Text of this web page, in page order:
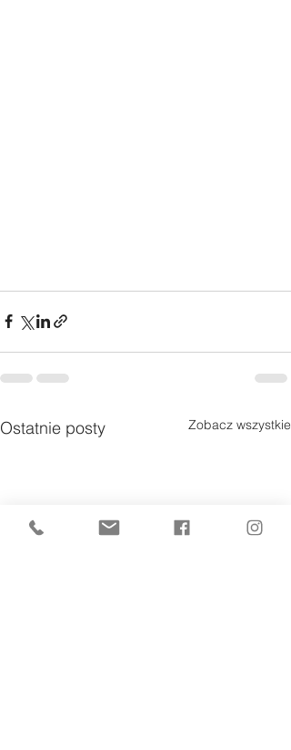
Ostatnie posty Zobacz wszystkie